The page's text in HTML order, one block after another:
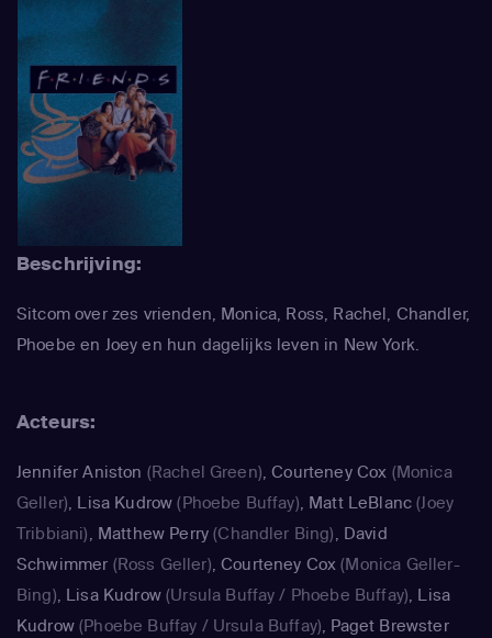
Beschrijving:
Sitcom over zes vrienden, Monica, Ross, Rachel, Chandler,
Phoebe en Joey en hun dagelijks leven in New York.
Acteurs:
Jennifer Aniston (Rachel Green),Courteney Cox (Monica
Geller), Lisa Kudrow (Phoebe Buffay), Matt LeBlanc (Joey
Tribbiani), Matthew Perry (Chandler Bing), David
Schwimmer (Ross Geller),Courteney Cox (Monica Geller-
Bing), Lisa Kudrow(Ursula Buffay / Phoebe Buffay), Lisa
Kudrow(Phoebe Buffay / Ursula Buffay), Paget Brewster